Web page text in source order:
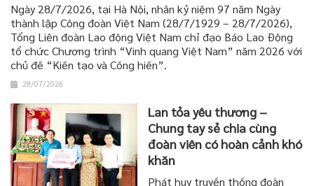
Ngày 28/7/2026, tại Hà Nội, nhân kỷ niệm 97 năm Ngày
thành lập Công đoàn Việt Nam (28/7/1929 – 28/7/2026),
Tổng Liên đoàn Lao động Việt Nam chỉ đạo Báo Lao Động
tổ chức Chương trình “Vinh quang Việt Nam” năm 2026 với
chủ đề “Kiến tạo và Cống hiến”.
28/07/2026
Lan tỏa yêu thương –
Chung tay sẻ chia cùng
đoàn viên có hoàn cảnh khó
khăn
Phát huy truyền thống đoàn